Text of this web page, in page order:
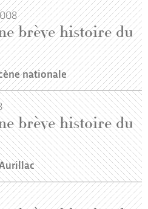
brève histoire du
nationale
brève histoire du